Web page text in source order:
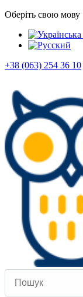
Оберіть свою мову
+38 (063) 254 36 10